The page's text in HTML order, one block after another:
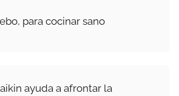
para cocinar sano
ayuda a afrontar la